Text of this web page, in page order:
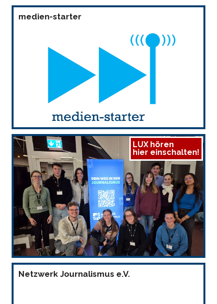
medien-starter
LUX hören
hier einschalten!
Netzwerk Journalismus e.V.